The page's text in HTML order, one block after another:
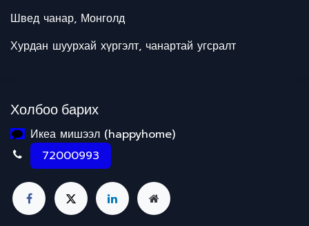
Швед чанар, Монголд
Хурдан шуурхай хүргэлт, чанартай угсралт
Холбоо барих
Икеа мишээл (happyhome)
72000993